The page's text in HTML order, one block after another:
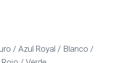
/ Azul Royal / Blanco /